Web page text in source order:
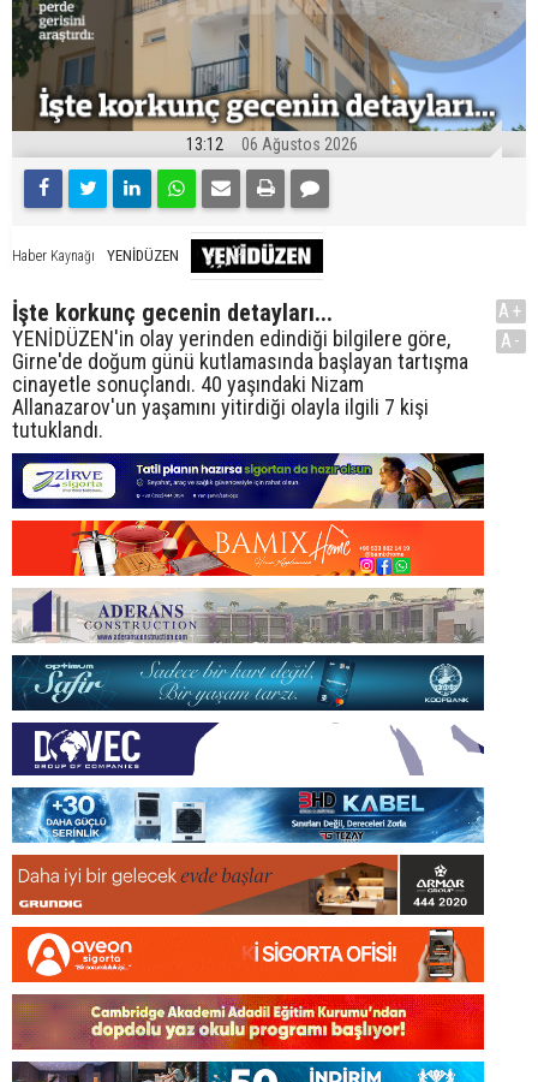
13:12 06 Ağustos 2026
Haber Kaynağı YENİDÜZEN
İşte korkunç gecenin detayları...
YENİDÜZEN'in olay yerinden edindiği bilgilere göre,
Girne'de doğum günü kutlamasında başlayan tartışma
cinayetle sonuçlandı. 40 yaşındaki Nizam
Allanazarov'un yaşamını yitirdiği olayla ilgili 7 kişi
tutuklandı.
A+
A-